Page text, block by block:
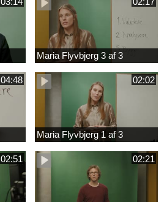
Maria Flyvbjerg 3 af 3
04:48 02:02
Maria Flyvbjerg 1 af 3
02:51 02:21